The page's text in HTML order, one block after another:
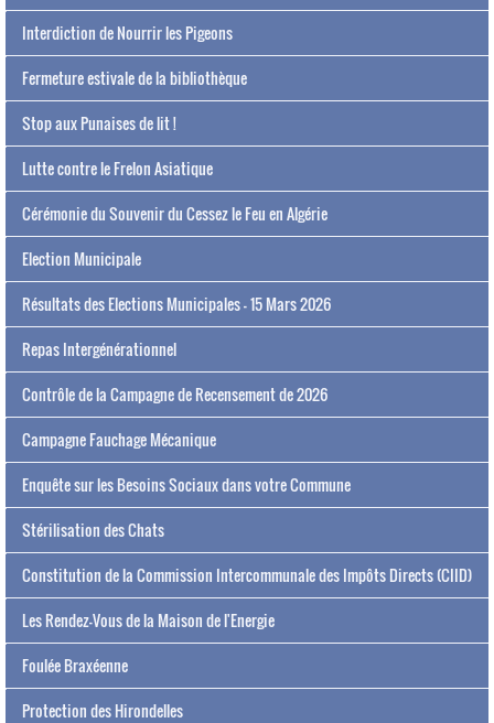
Interdiction de Nourrir les Pigeons
Fermeture estivale de la bibliothèque
Stop aux Punaises de lit !
Lutte contre le Frelon Asiatique
Cérémonie du Souvenir du Cessez le Feu en Algérie
Election Municipale
Résultats des Elections Municipales - 15 Mars 2026
Repas Intergénérationnel
Contrôle de la Campagne de Recensement de 2026
Campagne Fauchage Mécanique
Enquête sur les Besoins Sociaux dans votre Commune
Stérilisation des Chats
Constitution de la Commission Intercommunale des Impôts Directs (CIID)
Les Rendez-Vous de la Maison de l'Energie
Foulée Braxéenne
Protection des Hirondelles